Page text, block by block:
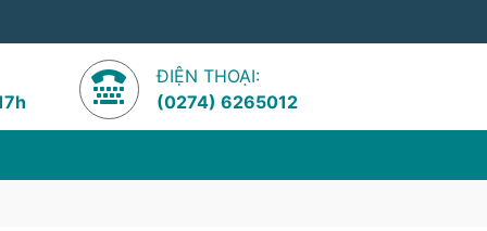
ĐIỆN THOẠI:
(0274) 6265012